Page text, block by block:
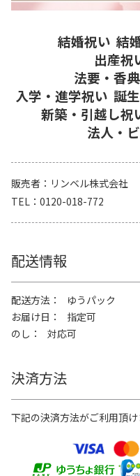
結婚祝い 結
出産祝
法要・香
入学・進学祝い 誕
新築・引越し祝
法人・
販売者
リンベル株式会社
TEL
0120-018-772
配送情報
配送方法
ゆうパック
お届け日
指定可
のし
対応可
決済方法
下記の決済方法がご利用頂け